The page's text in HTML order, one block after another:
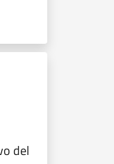
del